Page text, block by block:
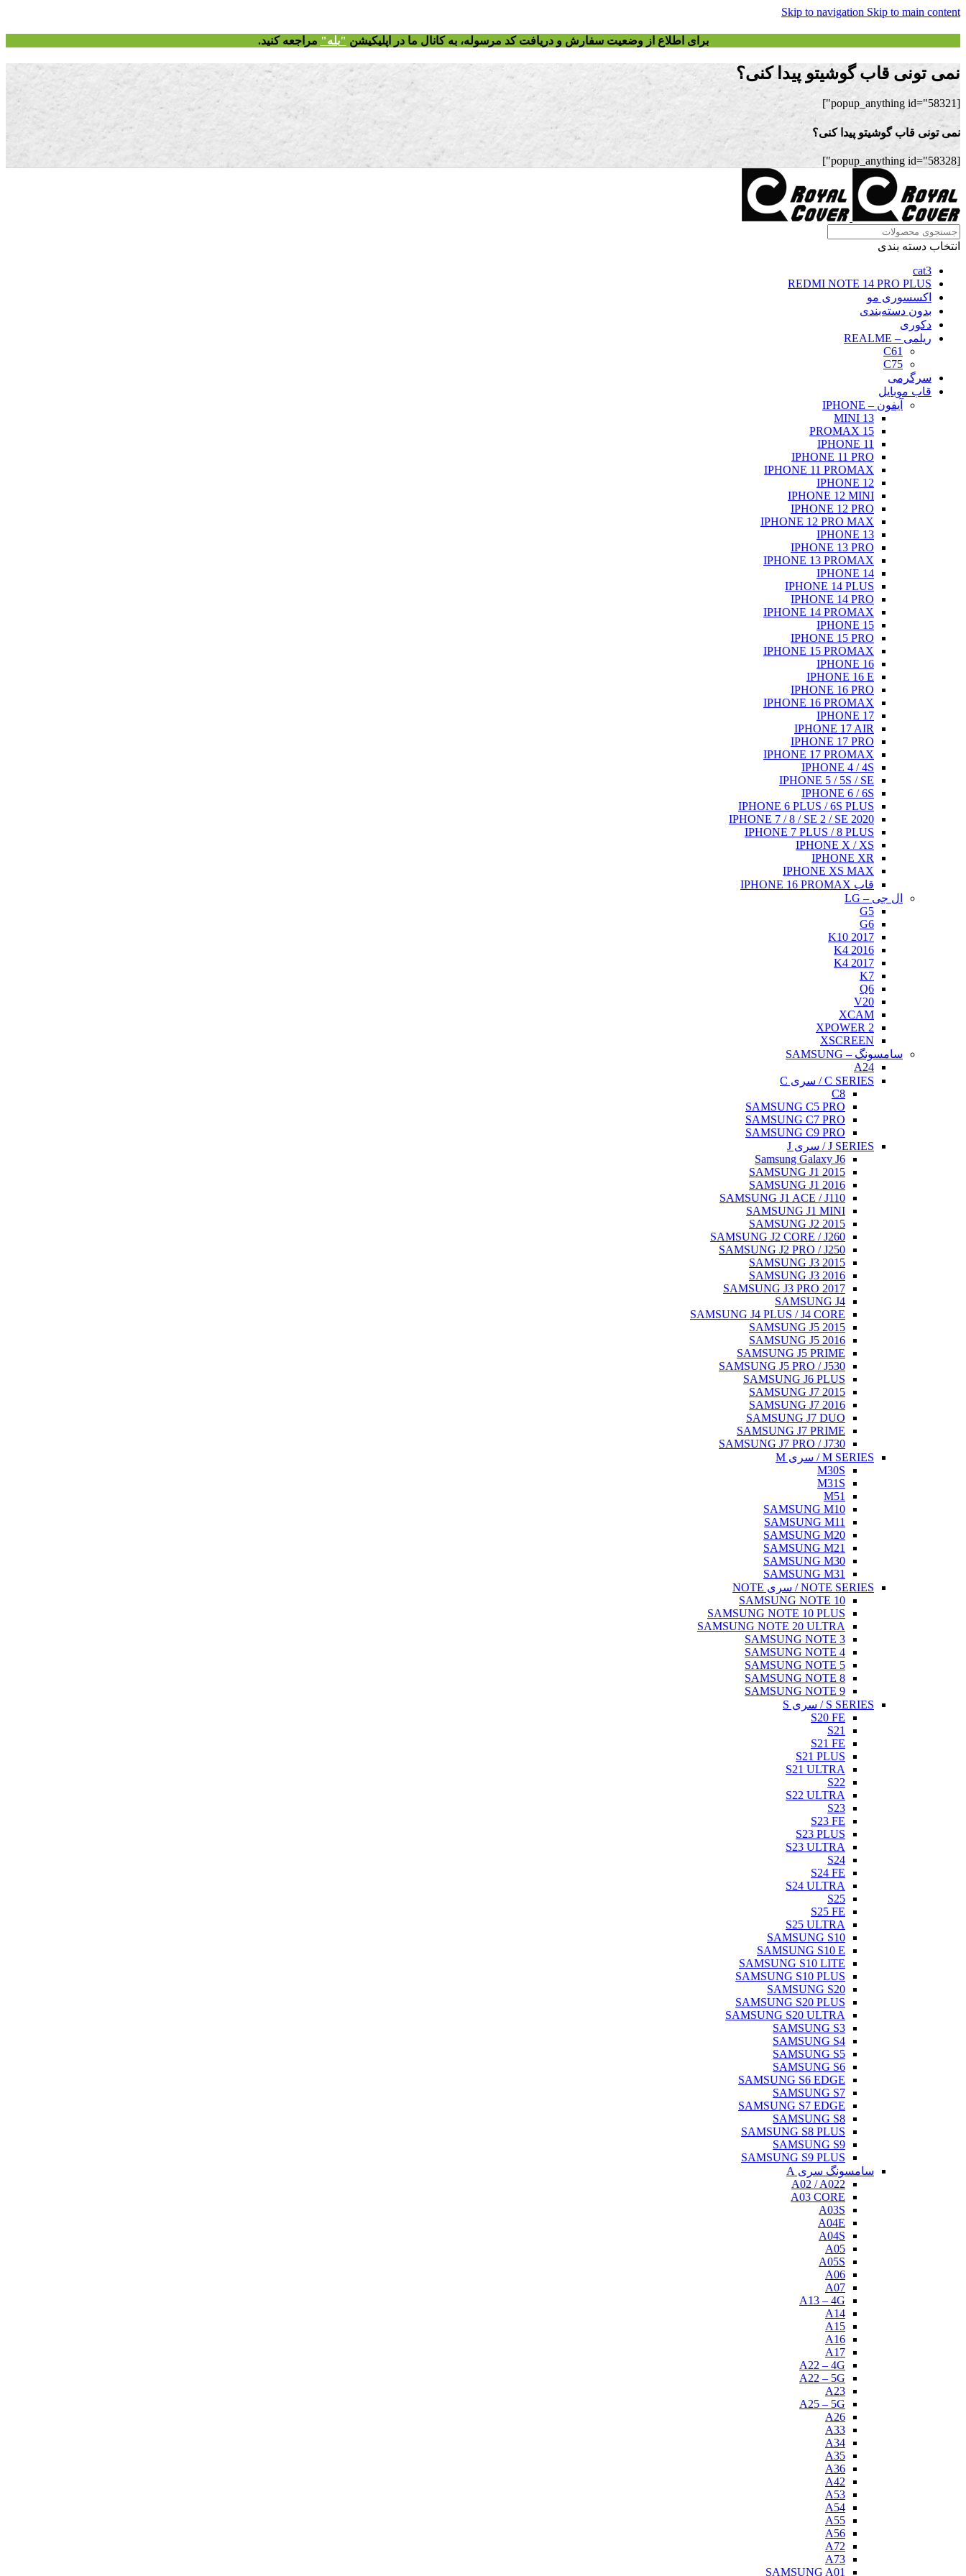
Skip to navigation Skip to main content
برای اطلاع از وضعیت سفارش و دریافتکد مرسوله، به کانال ما در اپلیکیشن "بله" مراجعه کنید.
نمی تونی قاب گوشیتو پیدا کنی؟
[popup_anything id="58321"]
نمی تونی قاب گوشیتو پیدا کنی؟
[popup_anything id="58328"]
انتخاب دسته بندی
cat3
REDMI NOTE 14 PRO PLUS
اکسسوری مو
بدون دسته‌بندی
دکوری
ریلمی – REALME
C61
C75
سرگرمی
قاب موبایل
آیفون – IPHONE
13 MINI
15 PROMAX
IPHONE 11
IPHONE 11 PRO
IPHONE 11 PROMAX
IPHONE 12
IPHONE 12 MINI
IPHONE 12 PRO
IPHONE 12 PRO MAX
IPHONE 13
IPHONE 13 PRO
IPHONE 13 PROMAX
IPHONE 14
IPHONE 14 PLUS
IPHONE 14 PRO
IPHONE 14 PROMAX
IPHONE 15
IPHONE 15 PRO
IPHONE 15 PROMAX
IPHONE 16
IPHONE 16 E
IPHONE 16 PRO
IPHONE 16 PROMAX
IPHONE 17
IPHONE 17 AIR
IPHONE 17 PRO
IPHONE 17 PROMAX
IPHONE 4 / 4S
IPHONE 5 / 5S / SE
IPHONE 6 / 6S
IPHONE 6 PLUS / 6S PLUS
IPHONE 7 / 8 / SE 2 / SE 2020
IPHONE 7 PLUS / 8 PLUS
IPHONE X / XS
IPHONE XR
IPHONE XS MAX
قاب IPHONE 16 PROMAX
ال جی – LG
G5
G6
K10 2017
K4 2016
K4 2017
K7
Q6
V20
XCAM
XPOWER 2
XSCREEN
سامسونگ – SAMSUNG
A24
C SERIES / سری C
C8
SAMSUNG C5 PRO
SAMSUNG C7 PRO
SAMSUNG C9 PRO
J SERIES / سری J
Samsung Galaxy J6
SAMSUNG J1 2015
SAMSUNG J1 2016
SAMSUNG J1 ACE / J110
SAMSUNG J1 MINI
SAMSUNG J2 2015
SAMSUNG J2 CORE / J260
SAMSUNG J2 PRO / J250
SAMSUNG J3 2015
SAMSUNG J3 2016
SAMSUNG J3 PRO 2017
SAMSUNG J4
SAMSUNG J4 PLUS / J4 CORE
SAMSUNG J5 2015
SAMSUNG J5 2016
SAMSUNG J5 PRIME
SAMSUNG J5 PRO / J530
SAMSUNG J6 PLUS
SAMSUNG J7 2015
SAMSUNG J7 2016
SAMSUNG J7 DUO
SAMSUNG J7 PRIME
SAMSUNG J7 PRO / J730
M SERIES / سری M
M30S
M31S
M51
SAMSUNG M10
SAMSUNG M11
SAMSUNG M20
SAMSUNG M21
SAMSUNG M30
SAMSUNG M31
NOTE SERIES / سری NOTE
SAMSUNG NOTE 10
SAMSUNG NOTE 10 PLUS
SAMSUNG NOTE 20 ULTRA
SAMSUNG NOTE 3
SAMSUNG NOTE 4
SAMSUNG NOTE 5
SAMSUNG NOTE 8
SAMSUNG NOTE 9
S SERIES / سری S
S20 FE
S21
S21 FE
S21 PLUS
S21 ULTRA
S22
S22 ULTRA
S23
S23 FE
S23 PLUS
S23 ULTRA
S24
S24 FE
S24 ULTRA
S25
S25 FE
S25 ULTRA
SAMSUNG S10
SAMSUNG S10 E
SAMSUNG S10 LITE
SAMSUNG S10 PLUS
SAMSUNG S20
SAMSUNG S20 PLUS
SAMSUNG S20 ULTRA
SAMSUNG S3
SAMSUNG S4
SAMSUNG S5
SAMSUNG S6
SAMSUNG S6 EDGE
SAMSUNG S7
SAMSUNG S7 EDGE
SAMSUNG S8
SAMSUNG S8 PLUS
SAMSUNG S9
SAMSUNG S9 PLUS
سامسونگ سری A
A02 / A022
A03 CORE
A03S
A04E
A04S
A05
A05S
A06
A07
A13 – 4G
A14
A15
A16
A17
A22 – 4G
A22 – 5G
A23
A25 – 5G
A26
A33
A34
A35
A36
A42
A53
A54
A55
A56
A72
A73
SAMSUNG A01